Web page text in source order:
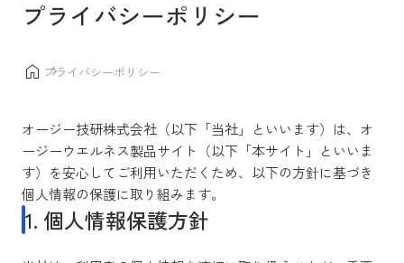
プライバシーポリシー
プライバシーポリシー
オージー技研株式会社（以下「当社」といいます）は、オ
ージーウエルネス製品サイト（以下「本サイト」といいま
す）を安心してご利用いただくため、以下の方針に基づき
個人情報の保護に取り組みます。
1. 個人情報保護方針